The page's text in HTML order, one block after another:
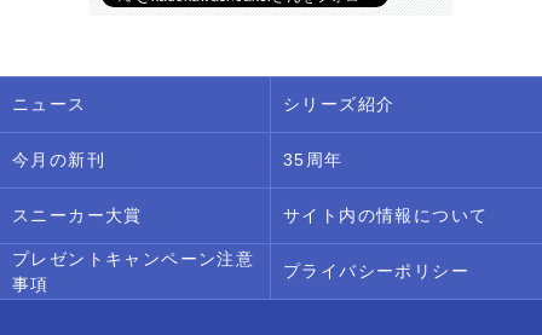
ニュース シリーズ紹介
今月の新刊 35周年
スニーカー大賞 サイト内の情報について
プレゼントキャンペーン注意
事項
プライバシーポリシー